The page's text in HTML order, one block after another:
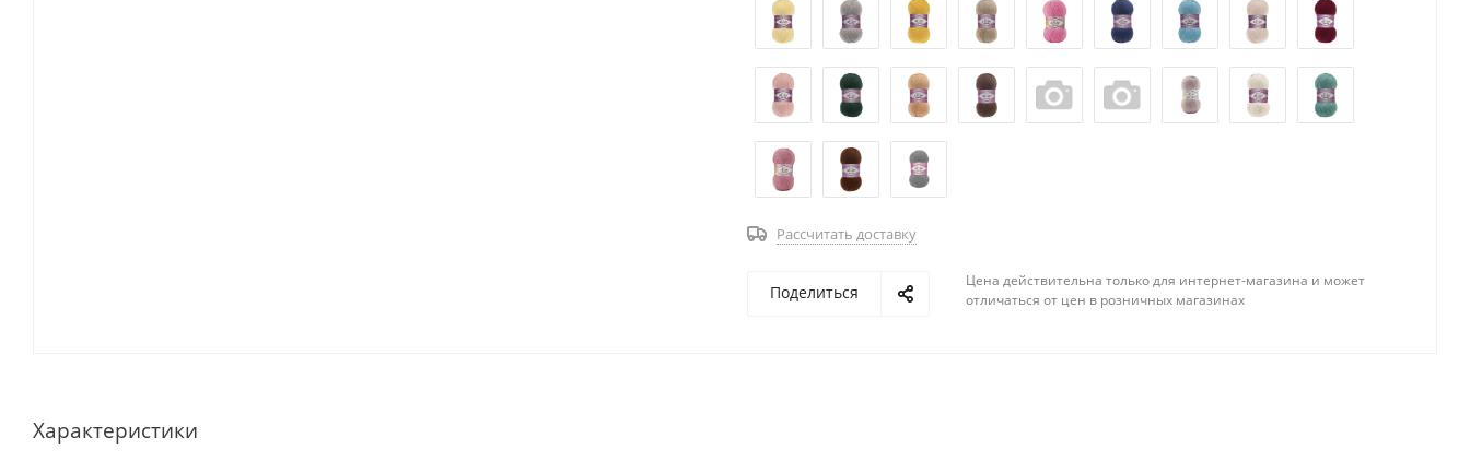
Рассчитать доставку
Поделиться
Цена действительна только для интернет-магазина и может
отличаться от цен в розничных магазинах
Характеристики